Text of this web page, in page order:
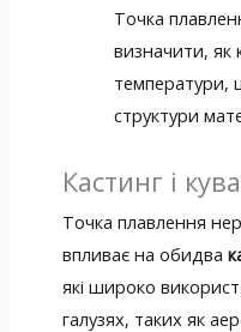
Точка
визначити, як
температури,
структури
Кастинг і
Точка плавлення
впливає на обидва
які широко
галузях, таких як